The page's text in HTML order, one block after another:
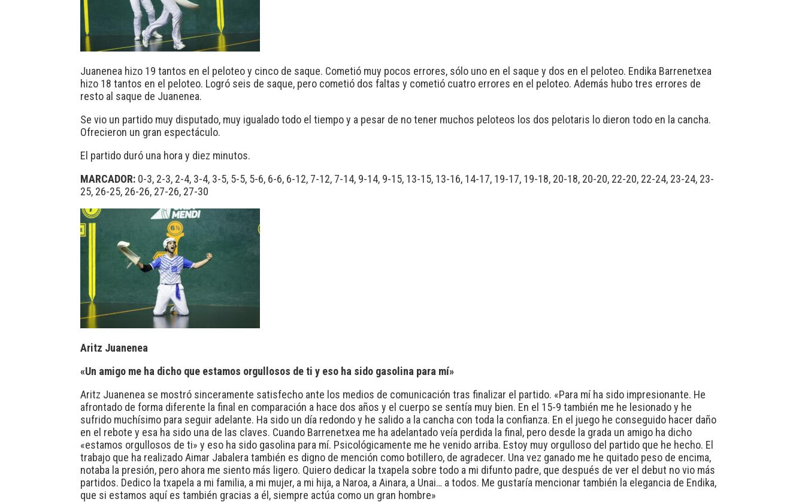
Juanenea hizo 19 tantos en el peloteo y cinco de saque. Cometió muy pocos errores, sólo uno en el saque y dos en el peloteo. Endika Barrenetxea
hizo 18 tantos en el peloteo. Logró seis de saque, pero cometió dos faltas y cometió cuatro errores en el peloteo. Además hubo tres errores de
resto al saque de Juanenea.
Se vio un partido muy disputado, muy igualado todo el tiempo y a pesar de no tener muchos peloteos los dos pelotaris lo dieron todo en la cancha.
Ofrecieron un gran espectáculo.
El partido duró una hora y diez minutos.
MARCADOR: 0-3, 2-3, 2-4, 3-4, 3-5, 5-5, 5-6, 6-6, 6-12, 7-12, 7-14, 9-14, 9-15, 13-15, 13-16, 14-17, 19-17, 19-18, 20-18, 20-20, 22-20, 22-24, 23-24, 23-
25, 26-25, 26-26, 27-26, 27-30
Aritz Juanenea
«Un amigo me ha dicho que estamos orgullosos de ti y eso ha sido gasolina para mí»
Aritz Juanenea se mostró sinceramente satisfecho ante los medios de comunicación tras finalizar el partido. «Para mí ha sido impresionante. He
afrontado de forma diferente la final en comparación a hace dos años y el cuerpo se sentía muy bien. En el 15-9 también me he lesionado y he
sufrido muchísimo para seguir adelante. Ha sido un día redondo y he salido a la cancha con toda la confianza. En el juego he conseguido hacer daño
en el rebote y esa ha sido una de las claves. Cuando Barrenetxea me ha adelantado veía perdida la final, pero desde la grada un amigo ha dicho
«estamos orgullosos de ti» y eso ha sido gasolina para mí. Psicológicamente me he venido arriba. Estoy muy orgulloso del partido que he hecho. El
trabajo que ha realizado Aimar Jabalera también es digno de mención como botillero, de agradecer. Una vez ganado me he quitado peso de encima,
notaba la presión, pero ahora me siento más ligero. Quiero dedicar la txapela sobre todo a mi difunto padre, que después de ver el debut no vio más
partidos. Dedico la txapela a mi familia, a mi mujer, a mi hija, a Naroa, a Ainara, a Unai… a todos. Me gustaría mencionar también la elegancia de Endika,
que si estamos aquí es también gracias a él, siempre actúa como un gran hombre»